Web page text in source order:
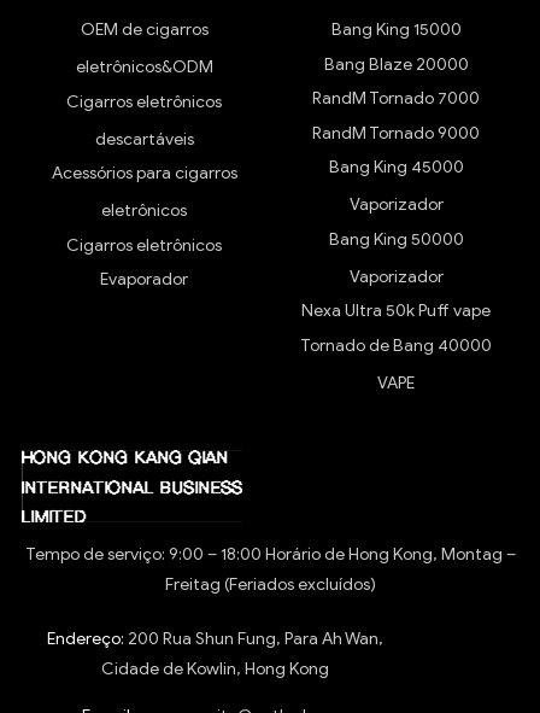
OEM de cigarros
eletrônicos&ODM
Cigarros eletrônicos
descartáveis
Acessórios para cigarros
eletrônicos
Cigarros eletrônicos
Evaporador
Bang King 15000
Bang Blaze 20000
RandM Tornado 7000
RandM Tornado 9000
Bang King 45000
Vaporizador
Bang King 50000
Vaporizador
Nexa Ultra 50k Puff vape
Tornado de Bang 40000
VAPE
Tempo de serviço: 9:00 – 18:00 Horário de Hong Kong, Montag –
Freitag (Feriados excluídos)
Endereço: 200 Rua Shun Fung, Para Ah Wan,
Cidade de Kowlin, Hong Kong